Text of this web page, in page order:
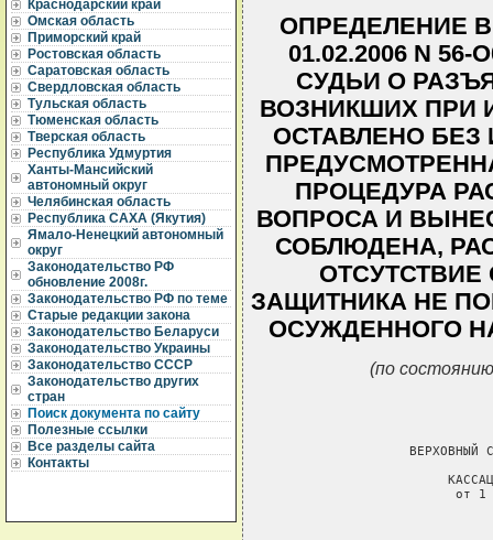
Краснодарский край
Омская область
Приморский край
Ростовская область
Саратовская область
Свердловская область
Тульская область
Тюменская область
Тверская область
Республика Удмуртия
Ханты-Мансийский
автономный округ
Челябинская область
Республика САХА (Якутия)
Ямало-Ненецкий автономный
округ
Законодательство РФ
обновление 2008г.
Законодательство РФ по теме
Старые редакции закона
Законодательство Беларуси
Законодательство Украины
Законодательство СССР
Законодательство других
стран
Поиск документа по сайту
Полезные ссылки
Все разделы сайта
Контакты
ОПРЕДЕЛЕНИЕ
01.02.2006 N
СУДЬИ О
ВОЗНИКШИХ ПРИ
ОСТАВЛЕНО БЕЗ
ПРОЦЕДУРА
ВОПРОСА И
СОБЛЮДЕНА,
ЗАЩИТНИКА НЕ
ОСУЖДЕННОГО
(по
ВЕРХОВНЫЙ
от 1